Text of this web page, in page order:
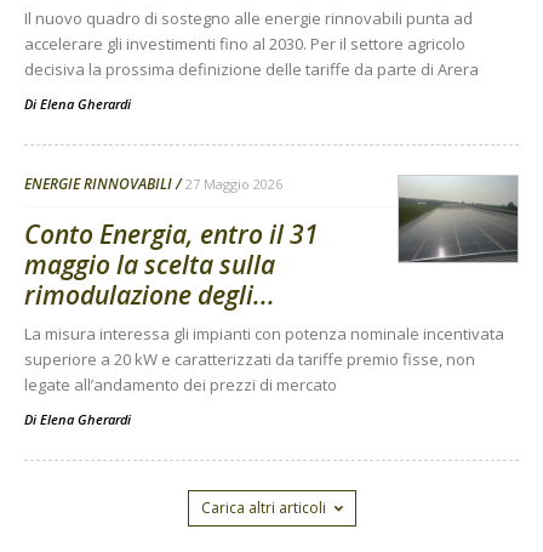
Il nuovo quadro di sostegno alle energie rinnovabili punta ad
accelerare gli investimenti fino al 2030. Per il settore agricolo
decisiva la prossima definizione delle tariffe da parte di Arera
Di Elena Gherardi
ENERGIE RINNOVABILI 27 Maggio 2026
Conto Energia, entro il 31
maggio la scelta sulla
rimodulazione degli...
La misura interessa gli impianti con potenza nominale incentivata
superiore a 20 kW e caratterizzati da tariffe premio fisse, non
legate all’andamento dei prezzi di mercato
Di Elena Gherardi
Carica altri articoli